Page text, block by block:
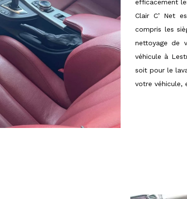
efficacement
Clair C’ Net
compris les
nettoyage de
véhicule à
soit pour le
votre véhicule,